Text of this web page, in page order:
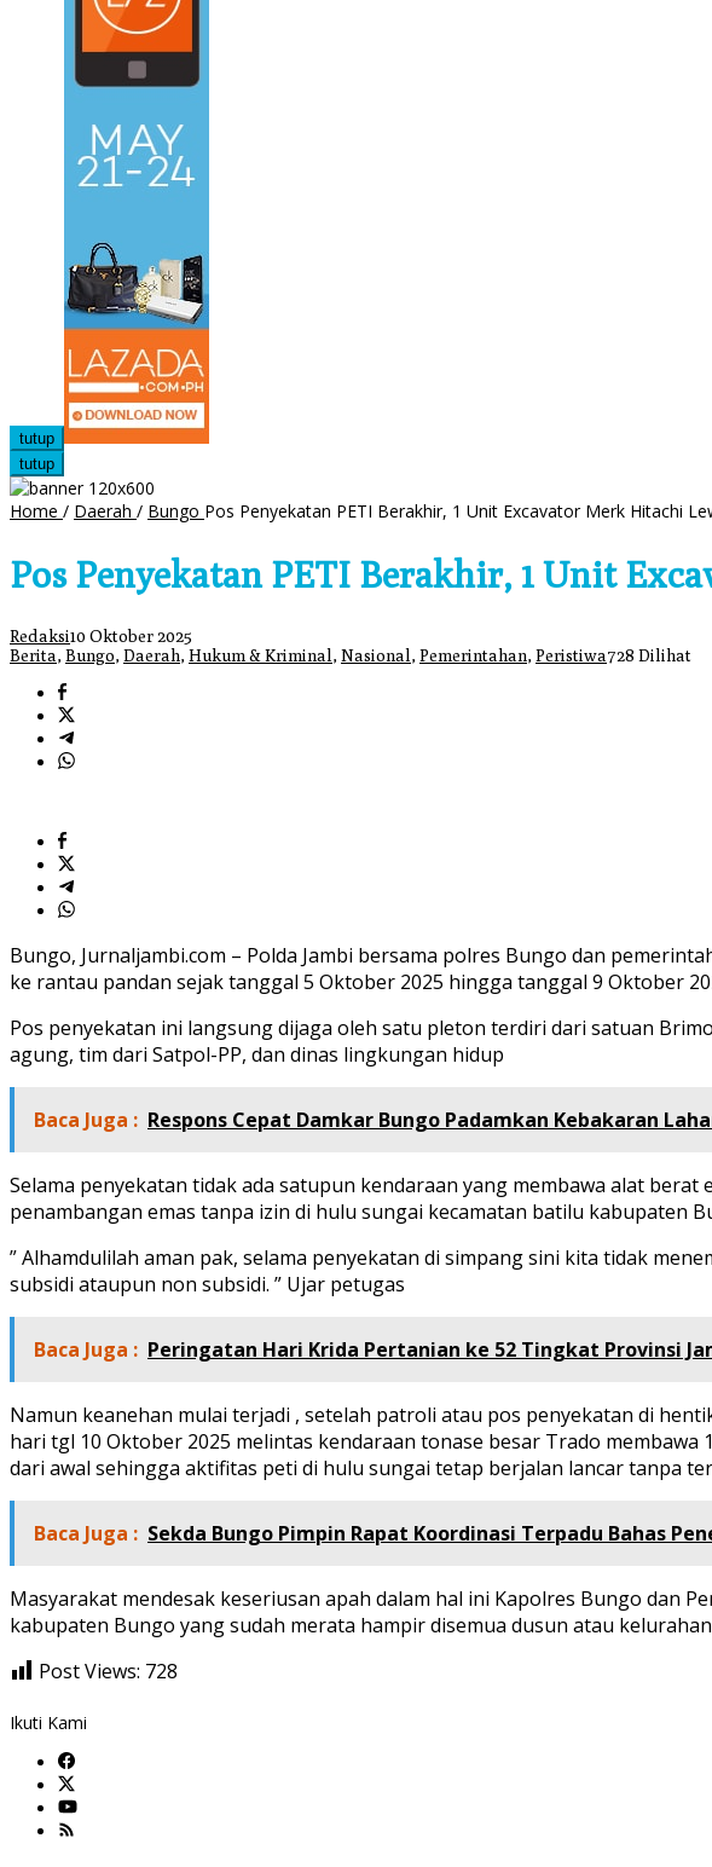
tutup
tutup
Home / Daerah / Bungo Pos Penyekatan PETI Berakhir, 1 Unit Excavator Merk Hitachi
Pos Penyekatan PETI Berakhir, 1 Unit
Redaksi10 Oktober 2025
Berita, Bungo, Daerah, Hukum & Kriminal , Nasional , Pemerintahan, Peristiwa728 Dilihat
Bungo, Jurnaljambi.com – Polda Jambi bersama polres Bungo dan
ke rantau pandan sejak tanggal 5 Oktober 2025 hingga tanggal 9 Oktober
Pos penyekatan ini langsung dijaga oleh satu pleton terdiri dari satuan
agung, tim dari Satpol-PP, dan dinas lingkungan hidup
Baca Juga : Respons Cepat Damkar Bungo Padamkan Kebakaran
Selama penyekatan tidak ada satupun kendaraan yang membawa alat
penambangan emas tanpa izin di hulu sungai kecamatan batilu kabupaten
” Alhamdulilah aman pak, selama penyekatan di simpang sini kita tidak
subsidi ataupun non subsidi. ” Ujar petugas
Baca Juga : Peringatan Hari Krida Pertanian ke 52 Tingkat Provinsi
Namun keanehan mulai terjadi , setelah patroli atau pos penyekatan di
hari tgl 10 Oktober 2025 melintas kendaraan tonase besar Trado
dari awal sehingga aktifitas peti di hulu sungai tetap berjalan lancar tanpa
Baca Juga : Sekda Bungo Pimpin Rapat Koordinasi Terpadu Bahas
Masyarakat mendesak keseriusan apah dalam hal ini Kapolres Bungo dan
kabupaten Bungo yang sudah merata hampir disemua dusun atau
Post Views: 728
Ikuti Kami